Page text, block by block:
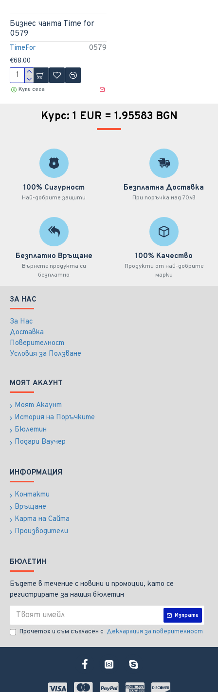
TimeFor 0579
Бизнес чанта Time for
0579
€68.00
Купи сега
Курс: 1 EUR = 1.95583 BGN
100% Сигурност
Най-добрите защити
Безплатна Доставка
При поръчка над 70лв
Безплатно Връщане
Върнете продукта си
безплатно
100% Качество
Продукти от най-добрите
марки
ЗА НАС
За Нас
Доставка
Поверителност
Условия за Ползване
МОЯТ АКАУНТ
Моят Акаунт
История на Поръчките
Бюлетин
Подари Ваучер
ИНФОРМАЦИЯ
Контакти
Връщане
Карта на Сайта
Производители
БЮЛЕТИН
Бъдете в течение с новини и промоции, като се
регистрирате за нашия бюлетин
Изпрати
Прочетох и съм съгласен с Декларация за поверителност